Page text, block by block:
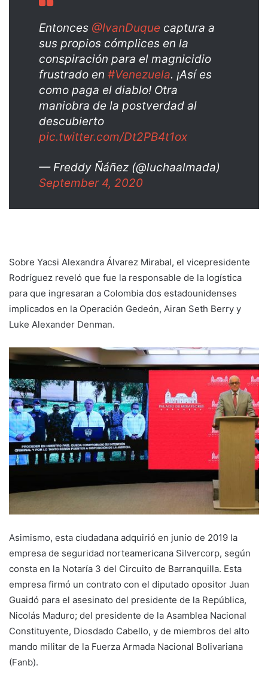
Entonces @IvanDuque captura a
sus propios cómplices en la
conspiración para el magnicidio
frustrado en #Venezuela. ¡Así es
como paga el diablo! Otra
maniobra de la postverdad al
descubierto
pic.twitter.com/Dt2PB4t1ox
— Freddy Ñáñez (@luchaalmada)
September 4, 2020
Sobre Yacsi Alexandra Álvarez Mirabal, el vicepresidente
Rodríguez reveló que fue la responsable de la logística
para que ingresaran a Colombia dos estadounidenses
implicados en la Operación Gedeón, Airan Seth Berry y
Luke Alexander Denman.
Asimismo, esta ciudadana adquirió en junio de 2019 la
empresa de seguridad norteamericana Silvercorp, según
consta en la Notaría 3 del Circuito de Barranquilla. Esta
empresa firmó un contrato con el diputado opositor Juan
Guaidó para el asesinato del presidente de la República,
Nicolás Maduro; del presidente de la Asamblea Nacional
Constituyente, Diosdado Cabello, y de miembros del alto
mando militar de la Fuerza Armada Nacional Bolivariana
(Fanb).